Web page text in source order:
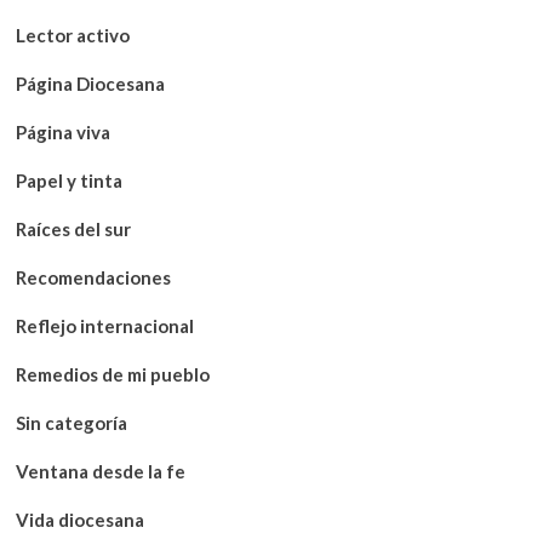
Lector activo
Página Diocesana
Página viva
Papel y tinta
Raíces del sur
Recomendaciones
Reflejo internacional
Remedios de mi pueblo
Sin categoría
Ventana desde la fe
Vida diocesana